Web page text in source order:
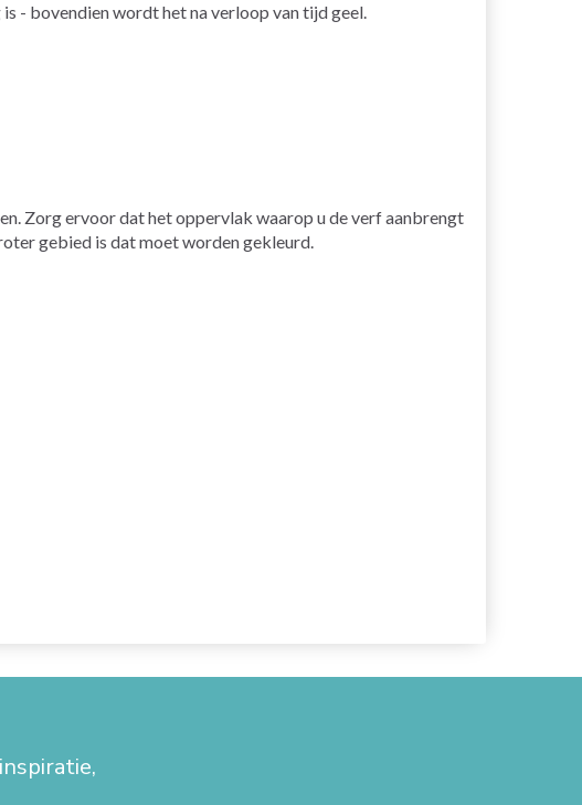
- bovendien wordt het na verloop van tijd geel.
Zorg ervoor dat het oppervlak waarop u de verf aanbrengt
gebied is dat moet worden gekleurd.